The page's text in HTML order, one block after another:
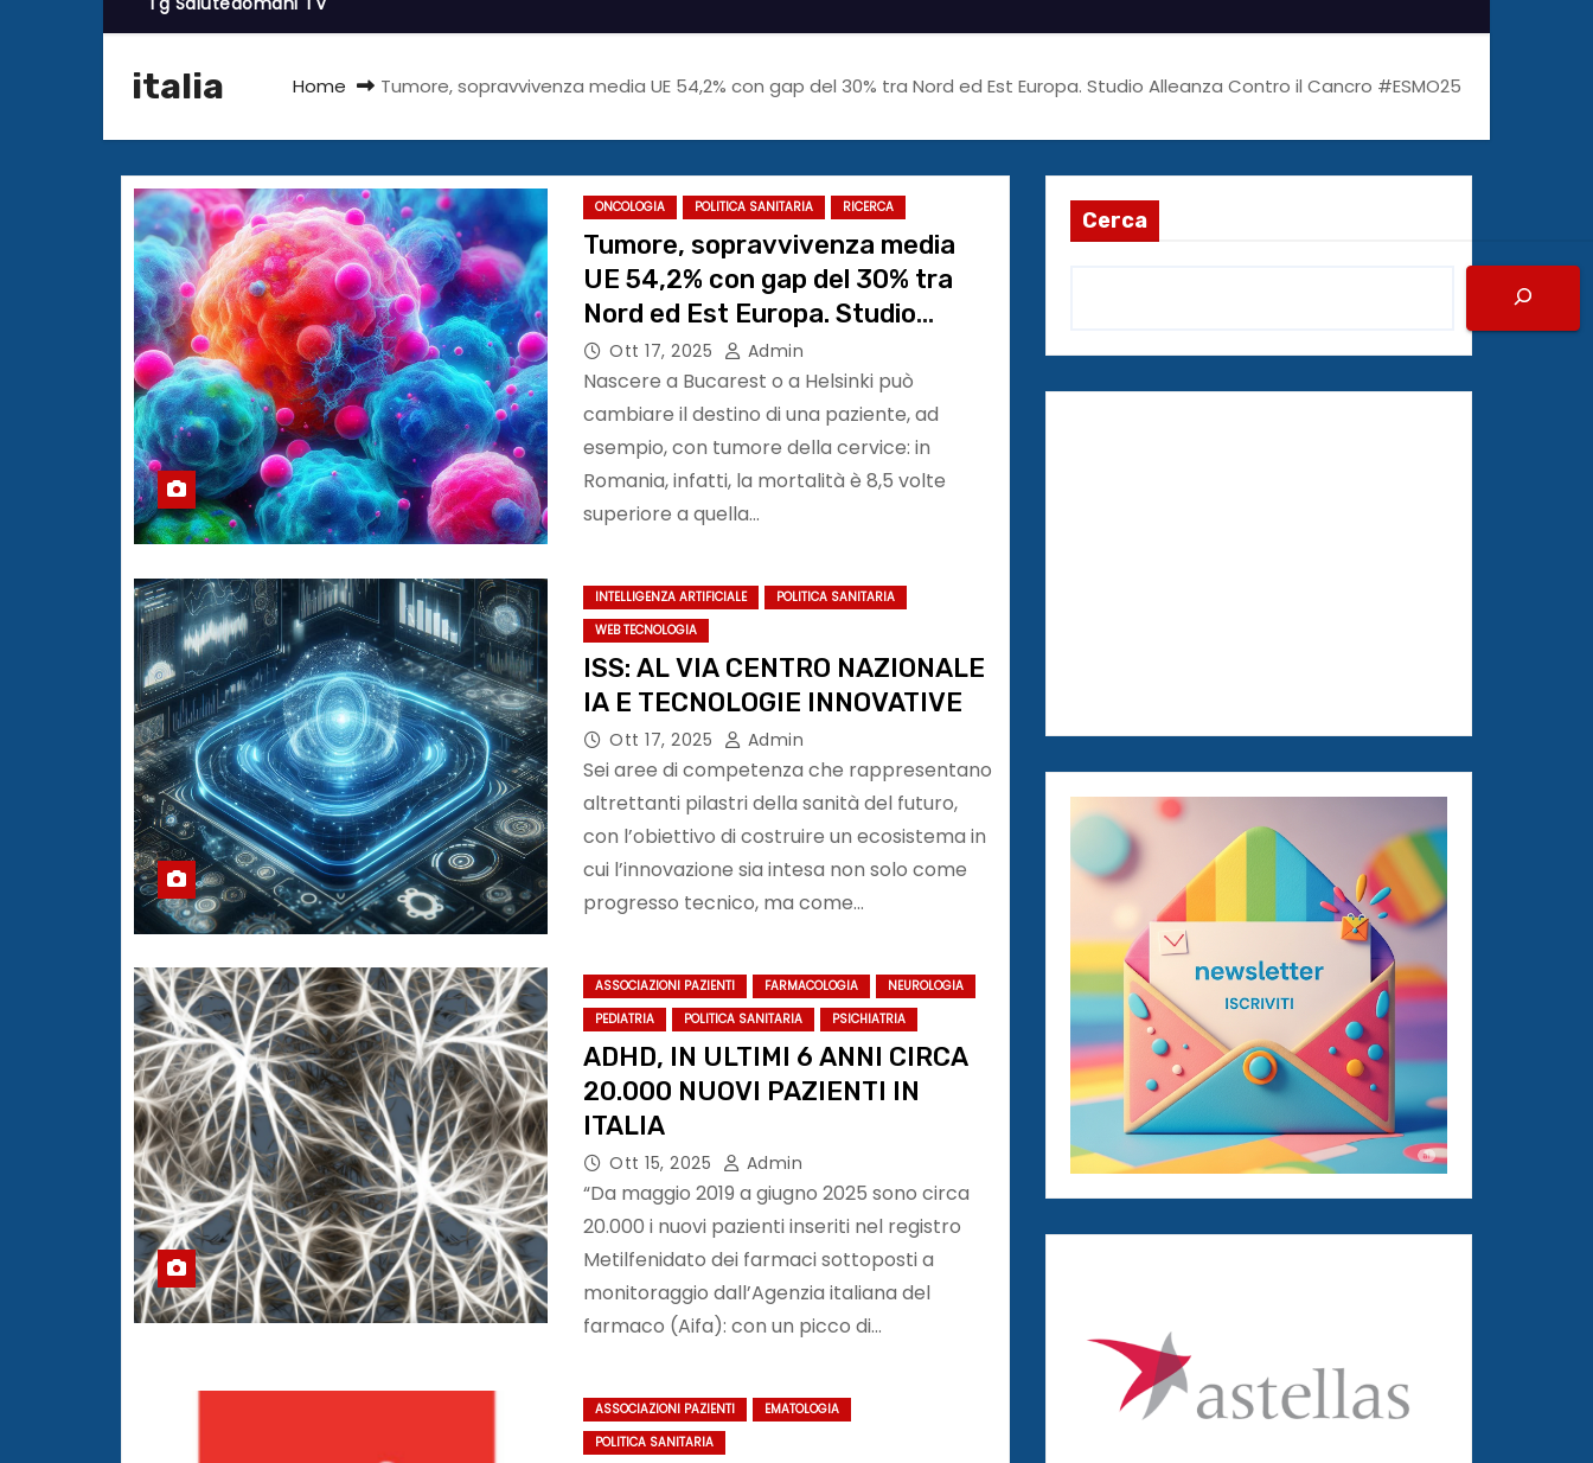
italia Home Tumore, sopravvivenza media UE 54,2% con gap del 30% tra Nord ed Est Europa. Studio Alleanza Contro il Cancro #ESMO25
ONCOLOGIA POLITICA SANITARIA RICERCA
Tumore, sopravvivenza media
UE 54,2% con gap del 30% tra
Nord ed Est Europa. Studio
Alleanza Contro il Cancro
#ESMO25
Ott 17, 2025 Admin
Nascere a Bucarest o a Helsinki può
cambiare il destino di una paziente, ad
esempio, con tumore della cervice: in
Romania, infatti, la mortalità è 8,5 volte
superiore a quella…
INTELLIGENZA ARTIFICIALE
POLITICA SANITARIA
WEB TECNOLOGIA
ISS: AL VIA CENTRO NAZIONALE
IA E TECNOLOGIE INNOVATIVE
Ott 17, 2025 Admin
Sei aree di competenza che rappresentano
altrettanti pilastri della sanità del futuro,
con l’obiettivo di costruire un ecosistema in
cui l’innovazione sia intesa non solo come
progresso tecnico, ma come…
ASSOCIAZIONI PAZIENTI FARMACOLOGIA
NEUROLOGIA
PEDIATRIA
POLITICA SANITARIA PSICHIATRIA
ADHD, IN ULTIMI 6 ANNI CIRCA
20.000 NUOVI PAZIENTI IN
ITALIA
Ott 15, 2025 Admin
“Da maggio 2019 a giugno 2025 sono circa
20.000 i nuovi pazienti inseriti nel registro
Metilfenidato dei farmaci sottoposti a
monitoraggio dall’Agenzia italiana del
farmaco (Aifa): con un picco di…
ASSOCIAZIONI PAZIENTI
EMATOLOGIA
POLITICA SANITARIA
Cerca